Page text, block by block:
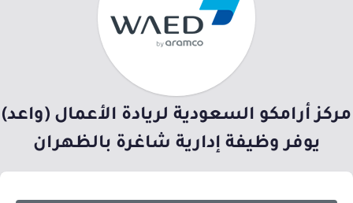
مركز أرامكو السعودية لريادة الأعمال (واعد)
يوفر وظيفة إدارية شاغرة بالظهران